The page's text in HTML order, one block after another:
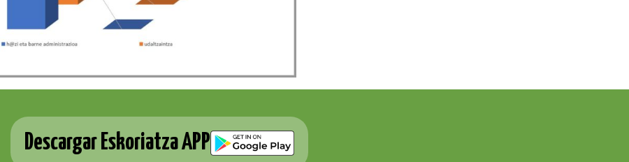
Descargar Eskoriatza APP